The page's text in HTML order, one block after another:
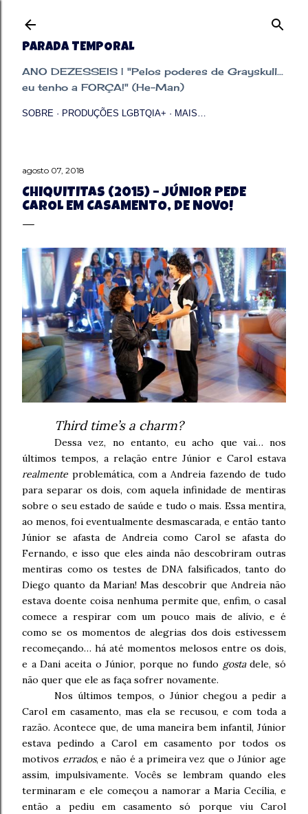
PARADA TEMPORAL
ANO DEZESSEIS | "Pelos poderes de Grayskull...
eu tenho a FORÇA!" (He-Man)
SOBRE PRODUÇÕES LGBTQIA+ MAIS…
agosto 07, 2018
CHIQUITITAS (2015) – JÚNIOR PEDE
CAROL EM CASAMENTO, DE NOVO!
Third time’s a charm?
Dessa vez, no entanto, eu acho que vai… nos
últimos tempos, a relação entre Júnior e Carol estava
realmente problemática, com a Andreia fazendo de tudo
para separar os dois, com aquela infinidade de mentiras
sobre o seu estado de saúde e tudo o mais. Essa mentira,
ao menos, foi eventualmente desmascarada, e então tanto
Júnior se afasta de Andreia como Carol se afasta do
Fernando, e isso que eles ainda não descobriram outras
mentiras como os testes de DNA falsificados, tanto do
Diego quanto da Marian! Mas descobrir que Andreia não
estava doente coisa nenhuma permite que, enfim, o casal
comece a respirar com um pouco mais de alívio, e é
como se os momentos de alegrias dos dois estivessem
recomeçando… há até momentos melosos entre os dois,
e a Dani aceita o Júnior, porque no fundo gostadele, só
não quer que ele as faça sofrer novamente.
Nos últimos tempos, o Júnior chegou a pedir a
Carol em casamento, mas ela se recusou, e com toda a
razão. Acontece que, de uma maneira bem infantil, Júnior
estava pedindo a Carol em casamento por todos os
motivos errados, e não é a primeira vez que o Júnior age
assim, impulsivamente. Vocês se lembram quando eles
terminaram e ele começou a namorar a Maria Cecília, e
então a pediu em casamento só porque viu Carol